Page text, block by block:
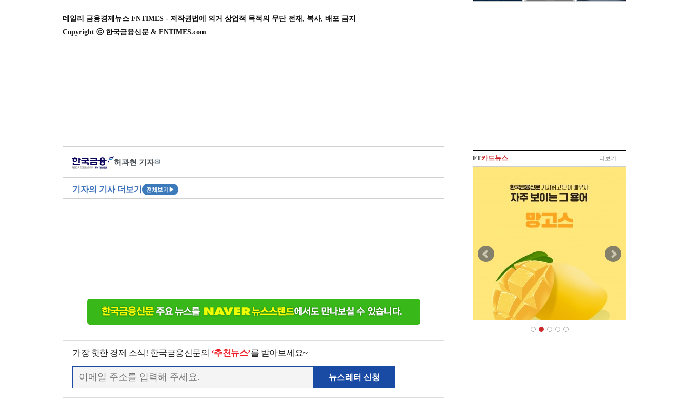
데일리 금융경제뉴스 FNTIMES - 저작권법에 의거 상업적 목적의 무단 전재, 복사, 배포 금지
Copyright ⓒ 한국금융신문 & FNTIMES.com
허과현 기자✉
기자의 기사 더보기 전체보기 ▶
가장 핫한 경제 소식! 한국금융신문의 ‘추천뉴스’를 받아보세요~
뉴스레터 신청
FT카드뉴스 더보기